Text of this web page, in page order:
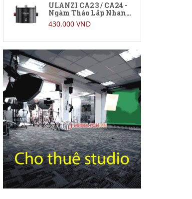
ULANZI CA23 / CA24 -
Ngàm Tháo Lắp Nhanh
Dành Cho Gimbal
430.000 VND